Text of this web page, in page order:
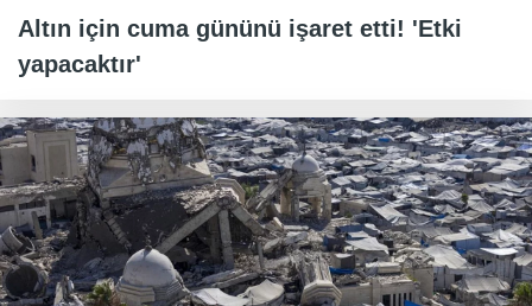
Altın için cuma gününü işaret etti! 'Etki
yapacaktır'